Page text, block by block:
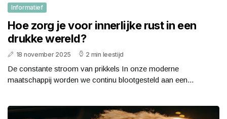
Informatief
Hoe zorg je voor innerlijke rust in een
drukke wereld?
18 november 2025 2 min leestijd
De constante stroom van prikkels In onze moderne
maatschappij worden we continu blootgesteld aan een...